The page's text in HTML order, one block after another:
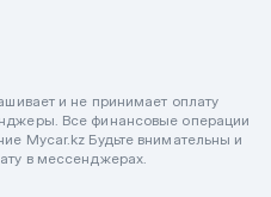
и не принимает оплату
Все финансовые операции
Mycar.kz Будьте внимательны и
в мессенджерах.